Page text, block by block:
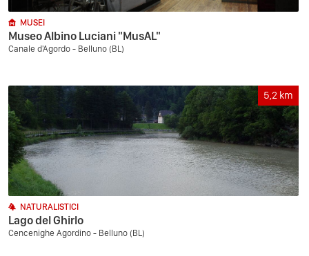
MUSEI
Museo Albino Luciani "MusAL"
Canale d'Agordo - Belluno (BL)
5,2 km
NATURALISTICI
Lago del Ghirlo
Cencenighe Agordino - Belluno (BL)